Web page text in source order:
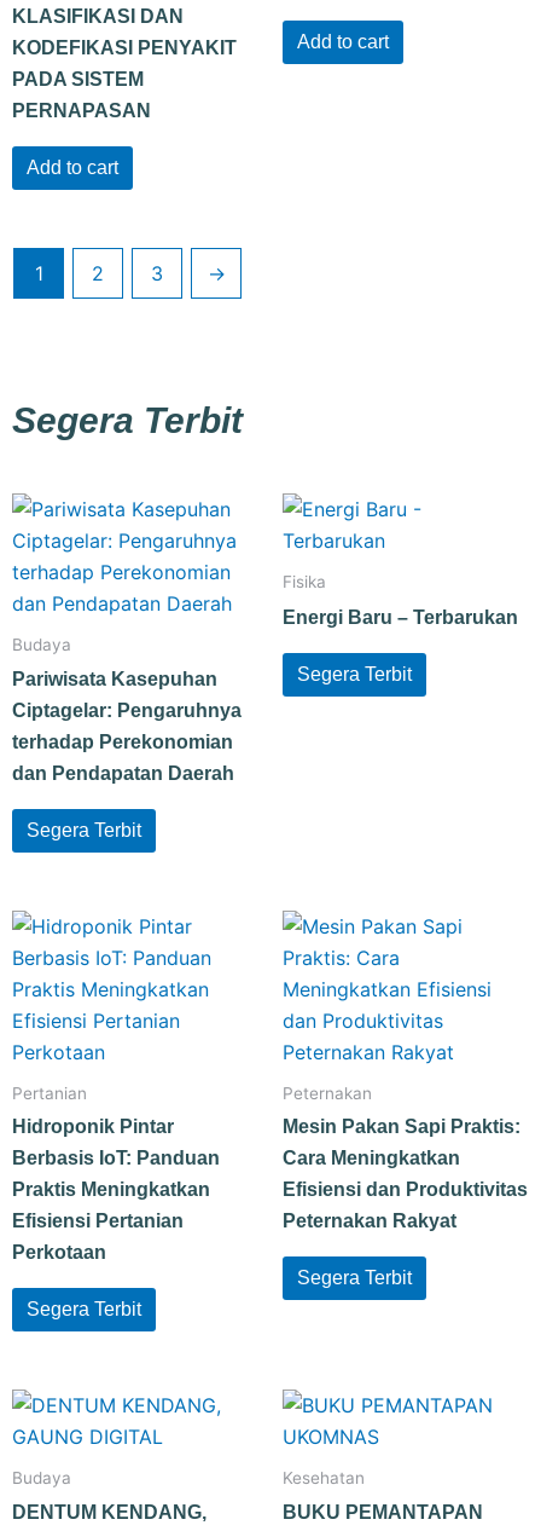
KLASIFIKASI DAN
KODEFIKASI PENYAKIT
PADA SISTEM
PERNAPASAN
Add to cart
Add to cart
1 2 3 →
Segera Terbit
Budaya
Pariwisata Kasepuhan
Ciptagelar: Pengaruhnya
terhadap Perekonomian
dan Pendapatan Daerah
Segera Terbit
Fisika
Energi Baru – Terbarukan
Segera Terbit
Pertanian
Hidroponik Pintar
Berbasis IoT: Panduan
Praktis Meningkatkan
Efisiensi Pertanian
Perkotaan
Segera Terbit
Peternakan
Mesin Pakan Sapi Praktis:
Cara Meningkatkan
Efisiensi dan Produktivitas
Peternakan Rakyat
Segera Terbit
Budaya
DENTUM KENDANG,
Kesehatan
BUKU PEMANTAPAN